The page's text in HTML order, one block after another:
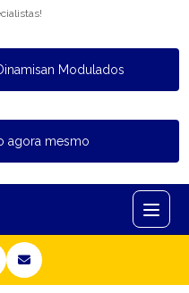
Modulados
agora mesmo